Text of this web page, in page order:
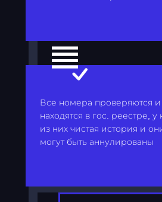
Все номера проверяются и
находятся в гос. реестре, у
из них чистая история и
могут быть аннулированы